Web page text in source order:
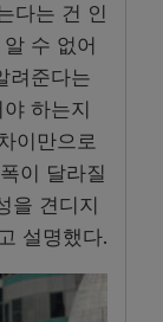
다는 건 인
수 없어
려준다는
하는지
이만으로
이 달라질
을 견디지
설명했다.